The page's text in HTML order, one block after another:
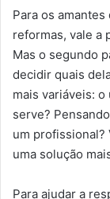
Para os
reformas, vale a
Mas o segundo
decidir quais
mais variáveis:
serve?
um
uma solução
Para ajudar a